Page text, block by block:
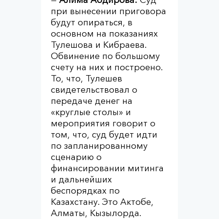
при вынесении приговора
будут опираться, в
основном на показаниях
Тулешова и Кибраева.
Обвинение по большому
счету на них и построено.
То, что, Тулешев
свидетельствовал о
передаче денег на
«круглые столы» и
мероприятия говорит о
том, что, суд будет идти
по запланированному
сценарию о
финансировании митинга
и дальнейших
беспорядках по
Казахстану. Это Актобе,
Алматы, Кызылорда.